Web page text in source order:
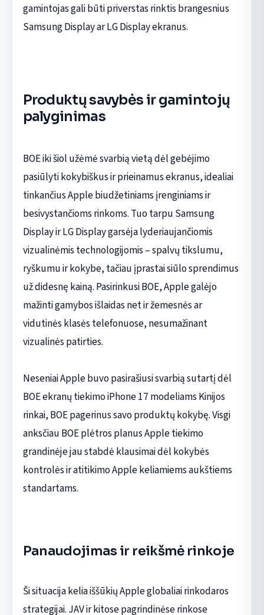
gamintojas gali būti priverstas rinktis brangesnius
Samsung Display ar LG Display ekranus.
Produktų savybės ir gamintojų
palyginimas
BOE iki šiol užėmė svarbią vietą dėl gebėjimo
pasiūlyti kokybiškus ir prieinamus ekranus, idealiai
tinkančius Apple biudžetiniams įrenginiams ir
besivystančioms rinkoms. Tuo tarpu Samsung
Display ir LG Display garsėja lyderiaujančiomis
vizualinėmis technologijomis – spalvų tikslumu,
ryškumu ir kokybe, tačiau įprastai siūlo sprendimus
už didesnę kainą. Pasirinkusi BOE, Apple galėjo
mažinti gamybos išlaidas net ir žemesnės ar
vidutinės klasės telefonuose, nesumažinant
vizualinės patirties.
Neseniai Apple buvo pasirašiusi svarbią sutartį dėl
BOE ekranų tiekimo iPhone 17 modeliams Kinijos
rinkai, BOE pagerinus savo produktų kokybę. Visgi
anksčiau BOE plėtros planus Apple tiekimo
grandinėje jau stabdė klausimai dėl kokybės
kontrolės ir atitikimo Apple keliamiems aukštiems
standartams.
Panaudojimas ir reikšmė rinkoje
Ši situacija kelia iššūkių Apple globaliai rinkodaros
strategijai. JAV ir kitose pagrindinėse rinkose